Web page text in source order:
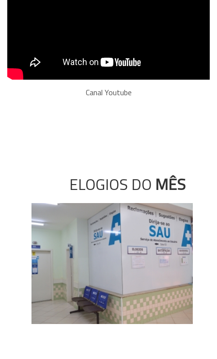
Canal Youtube
ELOGIOS DO MÊS